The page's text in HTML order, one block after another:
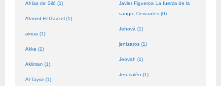
Ahías de Siló (1)
Ahmed El Gazzel (1)
aioua (1)
Akka (1)
Akliman (1)
Al-Taysir (1)
Javier Figueroa La fuerza de la
sangre Cervantes (0)
Jehová (1)
jenízaros (1)
Jeovah (1)
Jerusalén (1)